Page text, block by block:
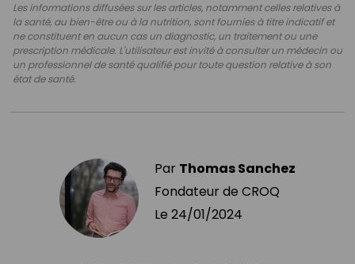
Les informations diffusées sur les articles, notamment celles relatives à
la santé, au bien-être ou à la nutrition, sont fournies à titre indicatif et
ne constituent en aucun cas un diagnostic, un traitement ou une
prescription médicale. L'utilisateur est invité à consulter un médecin ou
un professionnel de santé qualifié pour toute question relative à son
état de santé.
Par Thomas Sanchez
Fondateur de CROQ
Le 24/01/2024